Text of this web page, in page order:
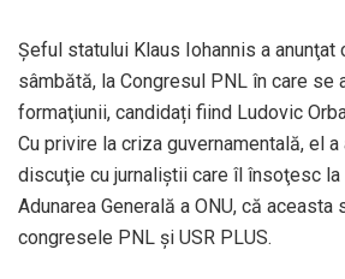
Şeful statului Klaus Iohannis a anunţat
sâmbătă, la Congresul PNL în care se
formaţiunii, candidați fiind Ludovic
Cu privire la criza guvernamentală, el
discuţie cu jurnaliştii care îl însoţesc la
Adunarea Generală a ONU, că aceasta
congresele PNL şi USR PLUS.